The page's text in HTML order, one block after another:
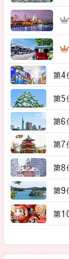
第4
第5
第6
第7
第8
第9
第